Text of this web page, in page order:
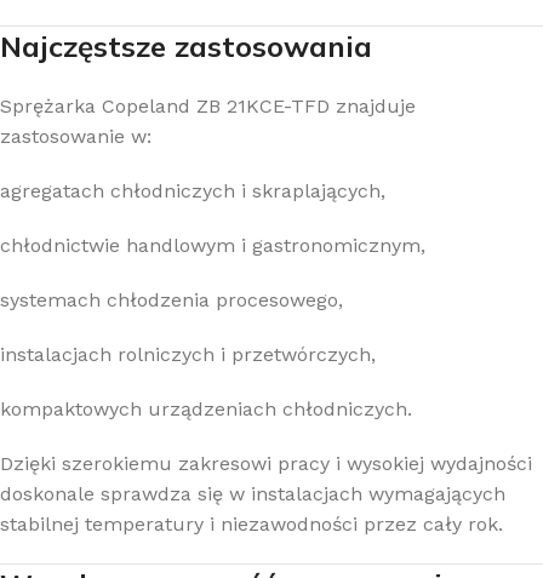
Najczęstsze zastosowania
Sprężarka Copeland ZB 21KCE-TFD znajduje
zastosowanie w:
agregatach chłodniczych i skraplających,
chłodnictwie handlowym i gastronomicznym,
systemach chłodzenia procesowego,
instalacjach rolniczych i przetwórczych,
kompaktowych urządzeniach chłodniczych.
Dzięki szerokiemu zakresowi pracy i wysokiej wydajności
doskonale sprawdza się w instalacjach wymagających
stabilnej temperatury i niezawodności przez cały rok.